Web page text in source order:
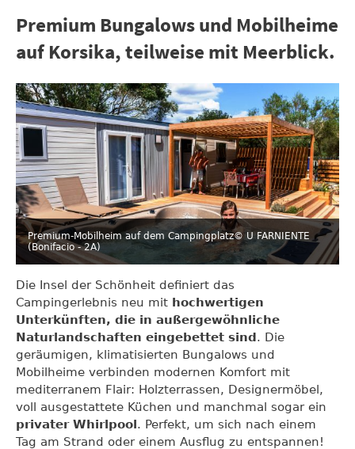
Premium Bungalows und Mobilheime
auf Korsika, teilweise mit Meerblick.
Premium-Mobilheim auf dem Campingplatz© U FARNIENTE
(Bonifacio - 2A)
Die Insel der Schönheit definiert das
Campingerlebnis neu mit hochwertigen
Unterkünften, die in außergewöhnliche
Naturlandschaften eingebettet sind. Die
geräumigen, klimatisierten Bungalows und
Mobilheime verbinden modernen Komfort mit
mediterranem Flair: Holzterrassen, Designermöbel,
voll ausgestattete Küchen und manchmal sogar ein
privater Whirlpool. Perfekt, um sich nach einem
Tag am Strand oder einem Ausflug zu entspannen!